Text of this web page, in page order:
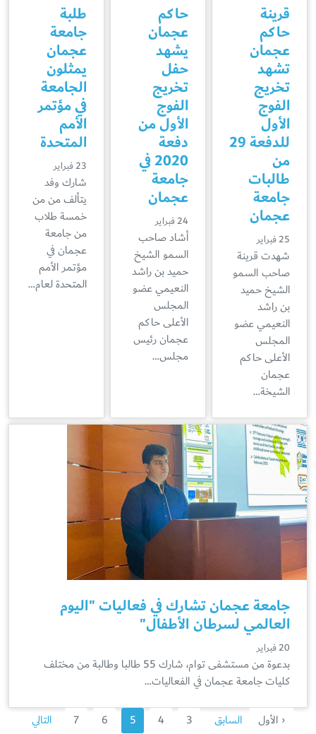
قرينة
حاكم
عجمان
تشهد
تخريج
الفوج
الأول
للدفعة 29
من
طالبات
جامعة
عجمان
25 فبراير
شهدت قرينة
صاحب السمو
الشيخ حميد
بن راشد
النعيمي عضو
المجلس
الأعلى حاكم
عجمان
الشيخة…
حاكم
عجمان
يشهد
حفل
تخريج
الفوج
الأول من
دفعة
2020 في
جامعة
عجمان
24 فبراير
أشاد صاحب
السمو الشيخ
حميد بن راشد
النعيمي عضو
المجلس
الأعلى حاكم
عجمان رئيس
مجلس…
طلبة
جامعة
عجمان
يمثلون
الجامعة
في مؤتمر
الأمم
المتحدة
23 فبراير
شارك وفد
يتألف من من
خمسة طلاب
من جامعة
عجمان في
مؤتمر الأمم
المتحدة لعام…
جامعة عجمان تشارك في فعاليات "اليوم
العالمي لسرطان الأطفال"
20 فبراير
بدعوة من مستشفى توام، شارك 55 طالبا وطالبة من مختلف
كليات جامعة عجمان في الفعاليات…
‹ الأول السابق 3
4
5
6
7 التالي